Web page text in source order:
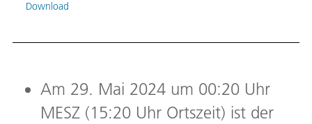
Download
Am 29. Mai 2024 um 00:20 Uhr
MESZ (15:20 Uhr Ortszeit) ist der